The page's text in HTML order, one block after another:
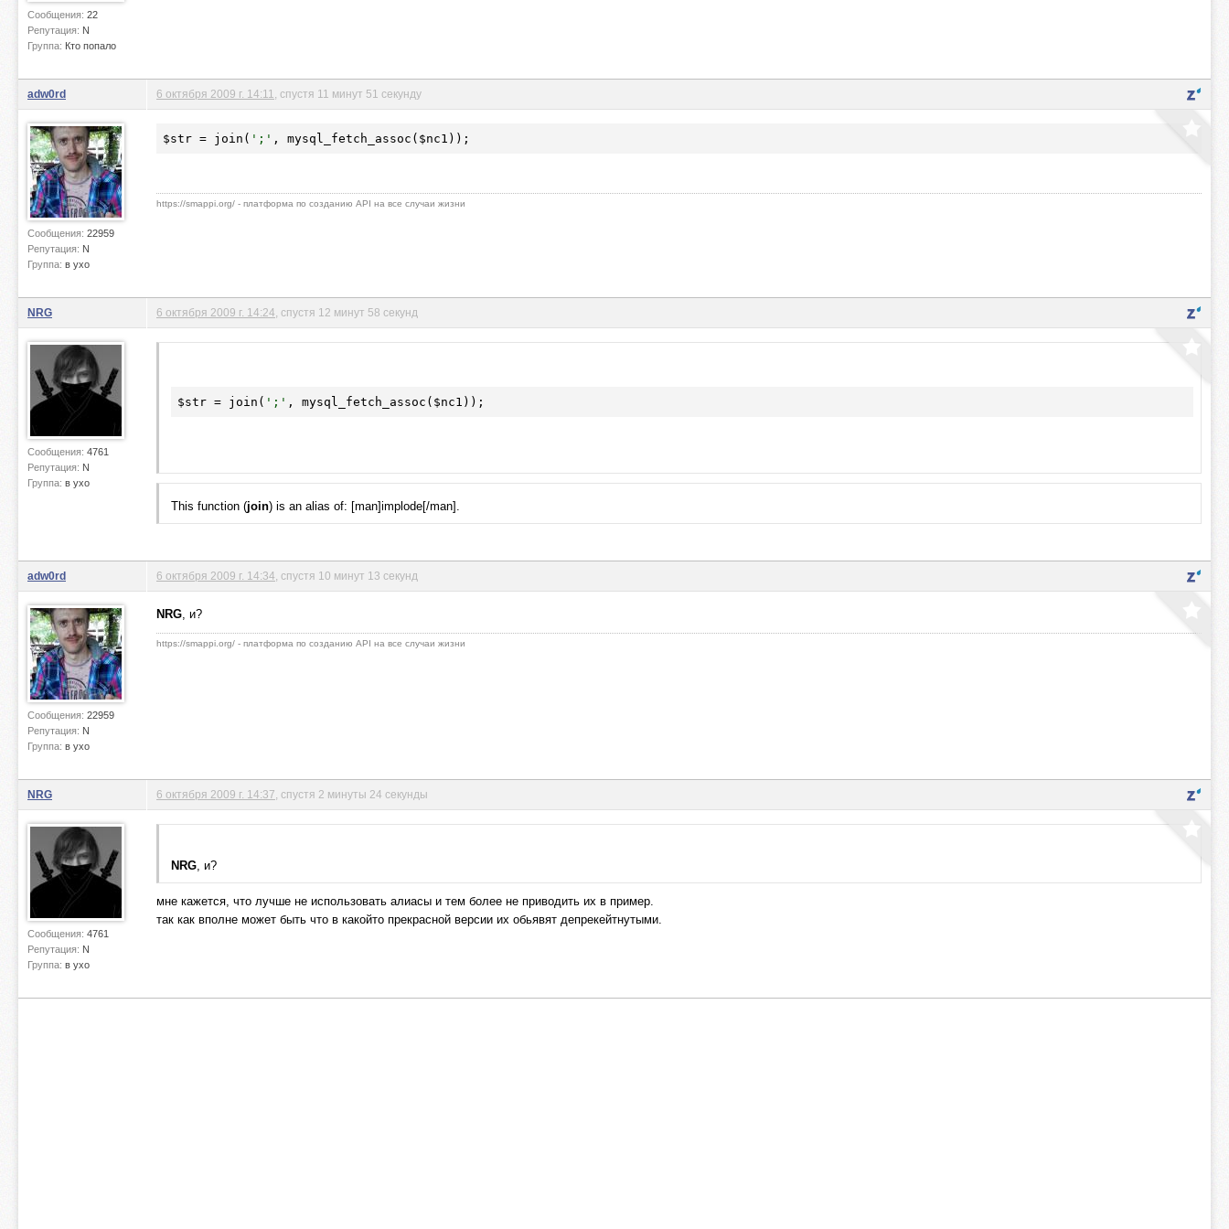
Сообщения: 22
Репутация: N
Группа: Кто попало
adw0rd
Сообщения: 22959
Репутация: N
Группа: в ухо
6 октября 2009 г. 14:11 , спустя 11 минут 51 секунду
$str = join( ';' , mysql_fetch_assoc( $nc1 ));
https://smappi.org/ - платформа по созданию API на все случаи жизни
NRG
Сообщения: 4761
Репутация: N
Группа: в ухо
6 октября 2009 г. 14:24 , спустя 12 минут 58 секунд
$str = join( ';' , mysql_fetch_assoc( $nc1 ));
This function (join) is an alias of: [man]implode[/man].
adw0rd
Сообщения: 22959
Репутация: N
Группа: в ухо
6 октября 2009 г. 14:34 , спустя 10 минут 13 секунд
NRG, и?
https://smappi.org/ - платформа по созданию API на все случаи жизни
NRG
Сообщения: 4761
Репутация: N
Группа: в ухо
6 октября 2009 г. 14:37 , спустя 2 минуты 24 секунды
NRG, и?
мне кажется, что лучше не использовать алиасы и тем более не приводить их в пример.
так как вполне может быть что в какойто прекрасной версии их обьявят депрекейтнутыми.